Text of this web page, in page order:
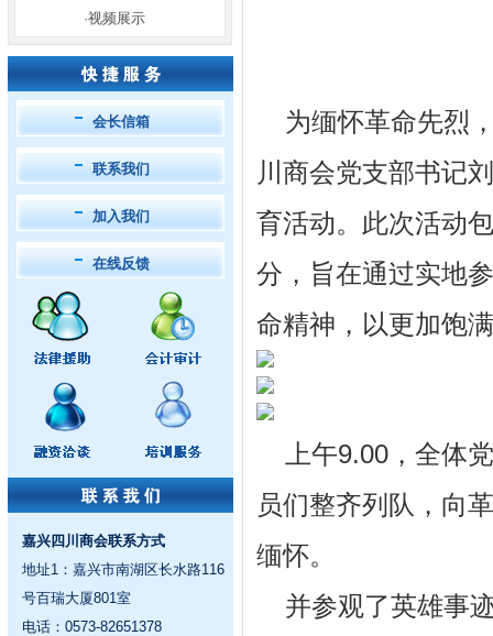
·视频展示
会长信箱
联系我们
加入我们
在线反馈
嘉兴四川商会联系方式
地址1：嘉兴市南湖区长水路116
号百瑞大厦801室
电话：0573-82651378
为缅怀革命先烈
川商会党支部书记
育活动。此次活动
分，旨在通过实地
命精神，以更加饱
上午9.00，全体
员们整齐列队，向
缅怀。
并参观了英雄事